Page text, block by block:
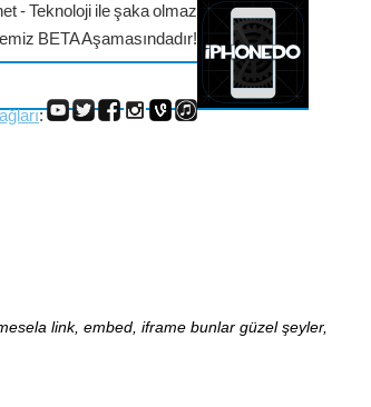
- Teknoloji ile şaka olmaz
BETA Aşamasındadır!
:
link, embed, iframe bunlar güzel şeyler,